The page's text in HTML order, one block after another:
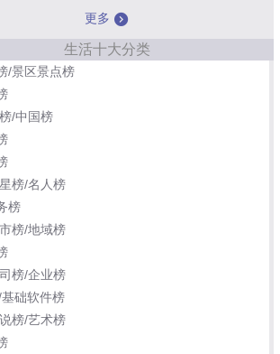
悦豪生温泉酒店
泉说酒店
十字水生态度假村
岕山野温泉度假村
陵岛北洛秘境度假酒店
龙湾瑞吉度假酒店
天下生态度假区
更多
生活十大分类
/景区景点榜
/中国榜
榜/名人榜
榜
榜/地域榜
榜/企业榜
础软件榜
榜/艺术榜